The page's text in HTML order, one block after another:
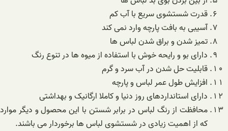
قدرت شستشوی سریع با آب کم
آسیبی به بافت پارچه وارد نمی کند
تمیز شدن و براق شدن لباس ها
دارای بو و رایحه خوش با استفاده از میوه ها در تنوع رنگ
قابلیت حل شدن در آب سرد و گرم
افزایش طول عمر لباس و پارچه
دارای استانداردهای روز دنیا و کاملا ارگانیک و بهداشتی
محافظت از رنگ لباس در برابر شستن با این محصول و دیگر موارد
که از اهمیت زیادی در شستشوی لباس ها برخوردار می باشند.